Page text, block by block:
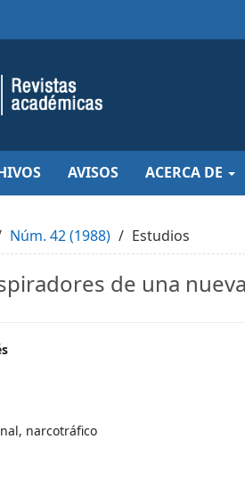
AVISOS ACERCA DE
Núm. 42 (1988) Estudios
de una
narcotráfico